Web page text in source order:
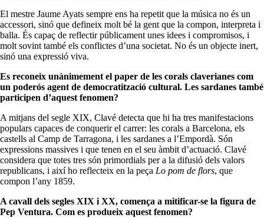
El mestre Jaume Ayats sempre ens ha repetit que la música no és un
accessori, sinó que defineix molt bé la gent que la compon, interpreta i
balla. És capaç de reflectir públicament unes idees i compromisos, i
molt sovint també els conflictes d’una societat. No és un objecte inert,
sinó una expressió viva.
Es reconeix unànimement el paper de les corals claverianes com
un poderós agent de democratització cultural. Les sardanes també
participen d’aquest fenomen?
A mitjans del segle XIX, Clavé detecta que hi ha tres manifestacions
populars capaces de conquerir el carrer: les corals a Barcelona, els
castells al Camp de Tarragona, i les sardanes a l’Empordà. Són
expressions massives i que tenen en el seu àmbit d’actuació. Clavé
considera que totes tres són primordials per a la difusió dels valors
republicans, i així ho reflecteix en la peça Lo pom de flors, que
compon l’any 1859.
A cavall dels segles XIX i XX, comença a mitificar-se la figura de
Pep Ventura. Com es produeix aquest fenomen?